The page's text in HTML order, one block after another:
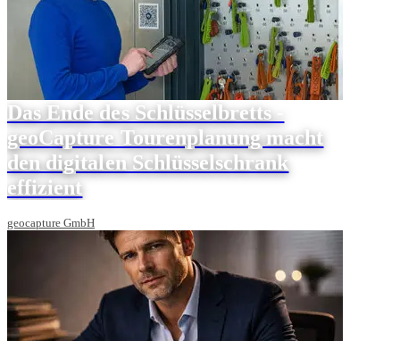
Das Ende des Schlüsselbretts -
geoCapture Tourenplanung macht
den digitalen Schlüsselschrank
effizient
geocapture GmbH